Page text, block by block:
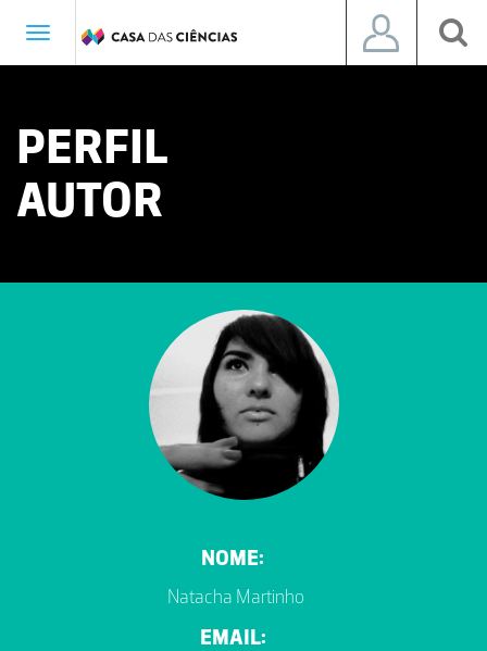
Toggle
PERFIL
AUTOR
NOME:
Natacha Martinho
EMAIL: